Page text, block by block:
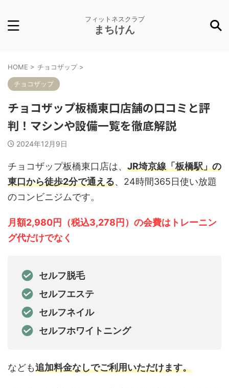
フィットネスクラブ
まちけん
HOME > チョコザップ >
チョコザップ
チョコザップ板橋東口店舗の口コミと評
判！マシンや設備一覧を徹底解説
2024年12月9日
チョコザップ板橋東口店は、 JR埼京線「板橋駅」の
東口から徒歩2分で通える、24時間365日使い放題
のコンビニジムです。
月額2,980円（税込3,278円）の会費はトレーニン
グ代だけでなく
セルフ脱毛
セルフエステ
セルフネイル
セルフホワイトニング
なども追加料金なしでご利用いただけます。